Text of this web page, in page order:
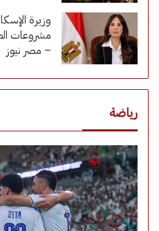
وزيرة
مشروعات
– مصر نيوز
رياضة